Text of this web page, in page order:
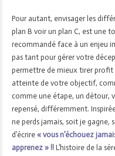
Pour autant, envisager les
plan B voir un plan C, est une
recommandé face à un enjeu
pas tant pour gérer votre
permettre de mieux tirer profit
atteinte de votre objectif,
comme une étape, un détour,
repensé, différemment.
ne perds jamais, soit je gagne,
d’écrire « vous n’échouez
apprenez » !! L’histoire de la